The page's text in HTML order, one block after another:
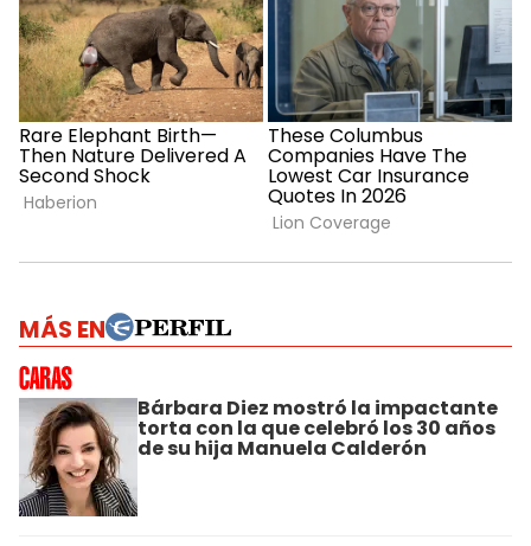
MÁS EN
Bárbara Diez mostró la impactante
torta con la que celebró los 30 años
de su hija Manuela Calderón